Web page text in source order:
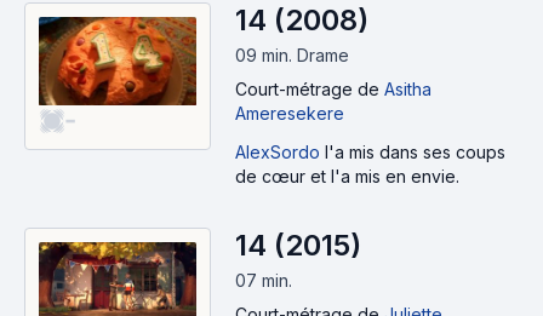
-
14 (2008)
09 min. Drame
Court-métrage de Asitha
Ameresekere
AlexSordo l'a mis dans ses coups
de cœur et l'a mis en envie.
14 (2015)
07 min.